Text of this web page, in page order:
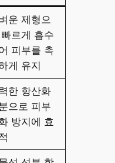
운 제형으
르게 흡수
피부를 촉
게 유지
한 항산화
으로 피부
방지에 효